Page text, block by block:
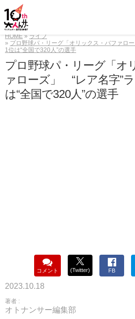
HOME
ライフ
プロ野球パ・リーグ「オリックス・バファロ
1位は“全国で320人”の選手
プロ野球パ・リーグ「オ
ァローズ」 “レア名字”
は“全国で320人”の選手
コメント (Twitter) FB
2023.10.18
著者 :
オトナンサー編集部